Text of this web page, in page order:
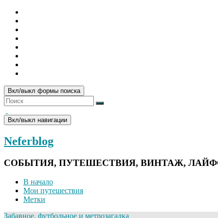
Вкл/выкл формы поиска
Вкл/выкл навигации
Neferblog
СОБЫТИЯ, ПУТЕШЕСТВИЯ, ВИНТАЖ,
В начало
Мои путешествия
Метки
Забавное, футбольное и метрозагадка